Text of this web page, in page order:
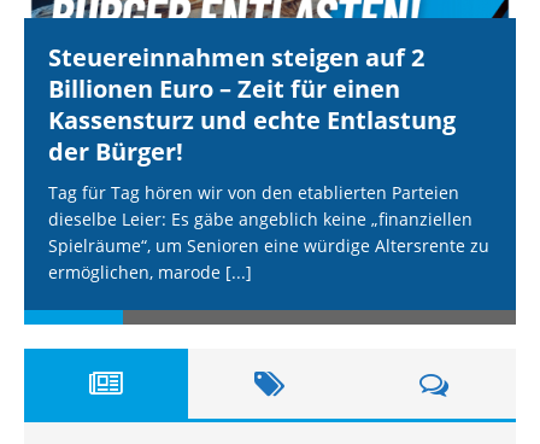
Steuereinnahmen steigen auf 2
Billionen Euro – Zeit für einen
Kassensturz und echte Entlastung
der Bürger!
Tag für Tag hören wir von den etablierten Parteien
dieselbe Leier: Es gäbe angeblich keine „finanziellen
Spielräume“, um Senioren eine würdige Altersrente zu
ermöglichen, marode [...]